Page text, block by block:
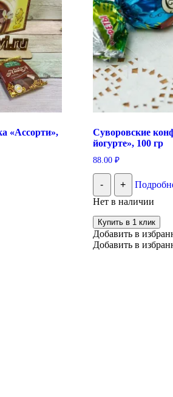
«Ассорти»,
Суворовские
йогурте», 100 гр
88.00 ₽
- +
Нет в наличии
Купить в 1 клик
Добавить в
Добавить в